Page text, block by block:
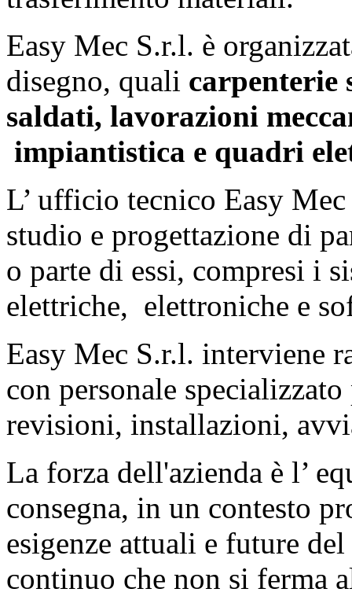
Easy Mec S.r.l. è
disegno, quali carpenterie
saldati, lavorazioni
impiantistica e quadri
L’ ufficio tecnico Easy
studio e progettazione di
o parte di essi, compresi i
elettriche, elettroniche e
Easy Mec S.r.l. interviene
con personale
revisioni, installazioni,
La forza dell'azienda è l’
consegna, in un contesto
esigenze attuali e future
continuo che non si ferma